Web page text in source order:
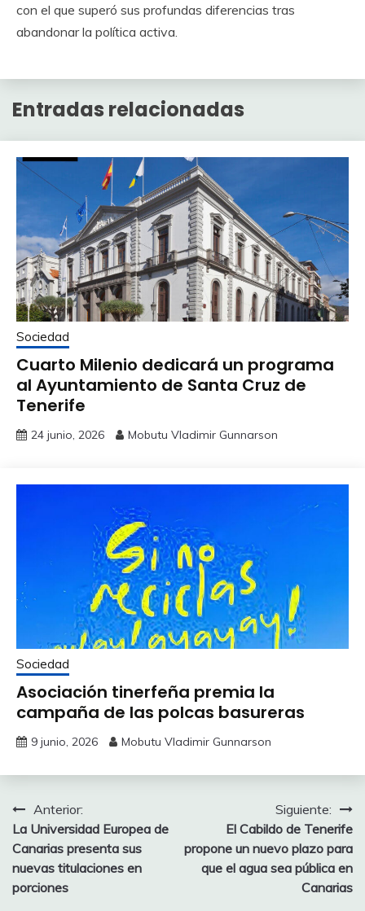
con el que superó sus profundas diferencias tras
abandonar la política activa.
Entradas relacionadas
Sociedad
Cuarto Milenio dedicará un programa
al Ayuntamiento de Santa Cruz de
Tenerife
24 junio, 2026 Mobutu Vladimir Gunnarson
Sociedad
Asociación tinerfeña premia la
campaña de las polcas basureras
9 junio, 2026 Mobutu Vladimir Gunnarson
Navegación
de
entradas
Anterior:
La Universidad Europea de
Canarias presenta sus
nuevas titulaciones en
porciones
Siguiente:
El Cabildo de Tenerife
propone un nuevo plazo para
que el agua sea pública en
Canarias